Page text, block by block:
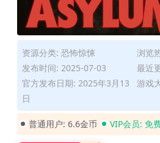
资源分类: 恐怖惊悚
浏览
发布时间: 2025-07-03
最近
官方发布日期: 2025年3月13
日
游戏
普通用户: 6.6金币 VIP会员: 免